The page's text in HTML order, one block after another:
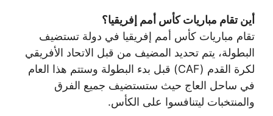
أين تقام مباريات كأس أمم إفريقيا؟
تقام مباريات كأس أمم إفريقيا في دولة تستضيف
البطولة، يتم تحديد المضيف من قبل الاتحاد الأفريقي
لكرة القدم (CAF) قبل بدء البطولة وستتم هذا العام
في ساحل العاج حيث ستستضيف جميع الفرق
والمنتخبات ليتنافسوا على الكأس.